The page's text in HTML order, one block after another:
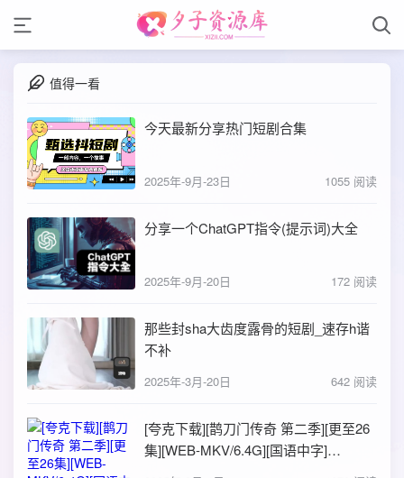
值得一看
今天最新分享热门短剧合集
2025年-9月-23日 1055 阅读
分享一个ChatGPT指令(提示词)大全
2025年-9月-20日 172 阅读
那些封sha大齿度露骨的短剧_速存h谐
不补
2025年-3月-20日 642 阅读
[夸克下载][鹊刀门传奇 第二季][更至26
集][WEB-MKV/6.4G][国语中字]